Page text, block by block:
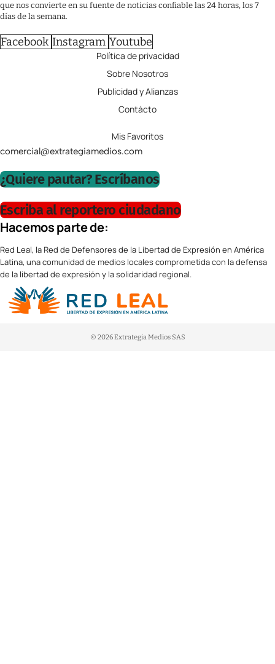
que nos convierte en su fuente de noticias confiable las 24 horas, los 7
días de la semana.
Facebook Instagram Youtube
Política de privacidad
Sobre Nosotros
Publicidad y Alianzas
Contácto
Mis Favoritos
comercial@extrategiamedios.com
¿Quiere pautar? Escríbanos
Escriba al reportero ciudadano
Hacemos parte de:
Red Leal, la Red de Defensores de la Libertad de Expresión en América
Latina, una comunidad de medios locales comprometida con la defensa
de la libertad de expresión y la solidaridad regional.
© 2026 Extrategia Medios SAS